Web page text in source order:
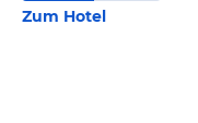
Zum Hotel